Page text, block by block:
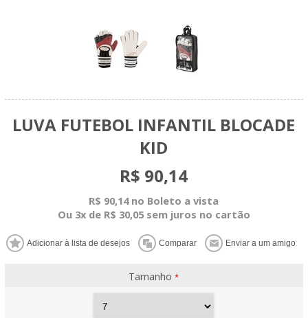
LUVA FUTEBOL INFANTIL BLOCADE
KID
R$ 90,14
R$ 90,14 no Boleto a vista
Ou 3x de R$ 30,05 sem juros no cartão
Tamanho*